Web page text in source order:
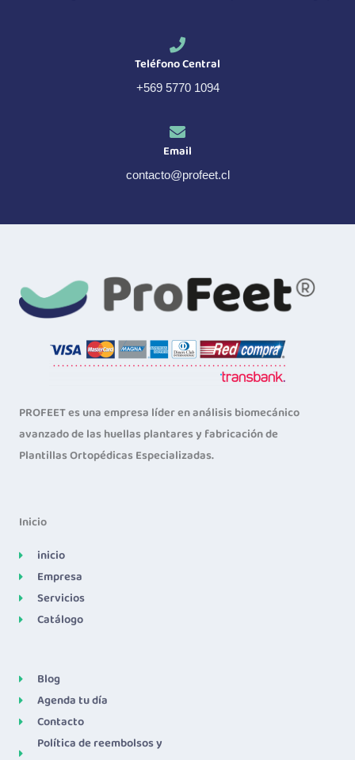
Teléfono Central
+569 5770 1094​
Email
contacto@profeet.cl
PROFEET es una empresa líder en análisis biomecánico
avanzado de las huellas plantares y fabricación de
Plantillas Ortopédicas Especializadas.
Inicio
inicio
Empresa
Servicios
Catálogo
Blog
Agenda tu día
Contacto
Política de reembolsos y